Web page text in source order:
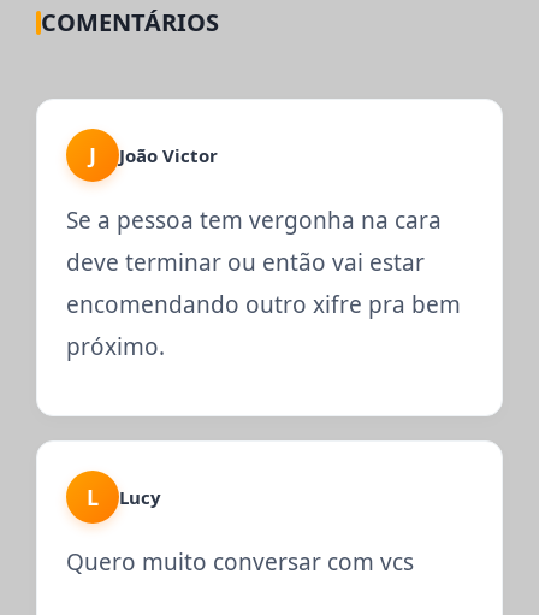
COMENTÁRIOS
J João Victor
Se a pessoa tem vergonha na cara
deve terminar ou então vai estar
encomendando outro xifre pra bem
próximo.
L Lucy
Quero muito conversar com vcs